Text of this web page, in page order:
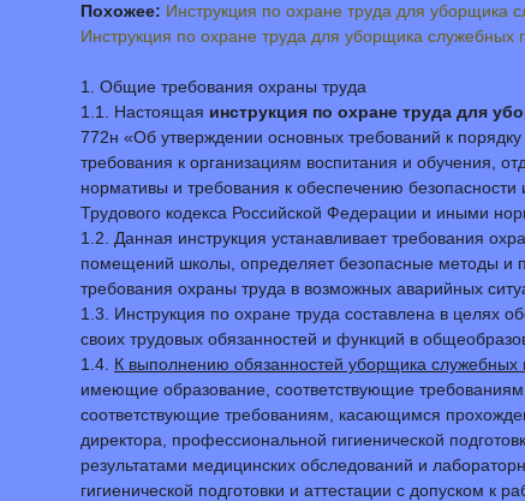
Похожее: Инструкция по охране труда для уборщика
Инструкция по охране труда для уборщика
1. Общие требования охраны труда
1.1. Настоящая инструкция по охране труда для
772н «Об утверждении основных требований к
требования к организациям воспитания и обучения,
нормативы и требования к обеспечению
Трудового кодекса Российской Федерации и иными
1.2. Данная инструкция устанавливает требования
помещений школы, определяет безопасные методы и
требования охраны труда в возможных аварийных
1.3. Инструкция по охране труда составлена в целях
своих трудовых обязанностей и функций в
1.4. К выполнению обязанностей уборщика
имеющие образование, соответствующие
соответствующие требованиям, касающимся
директора, профессиональной гигиенической
результатами медицинских обследований и
гигиенической подготовки и аттестации с допуском к